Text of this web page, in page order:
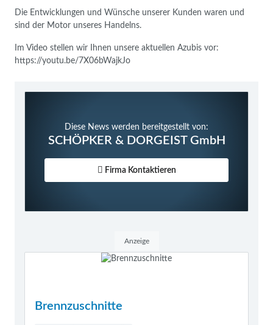
Die Entwicklungen und Wünsche unserer Kunden waren und
sind der Motor unseres Handelns.
Im Video stellen wir Ihnen unsere aktuellen Azubis vor:
https://youtu.be/7X06bWajkJo
Diese News werden bereitgestellt von:
SCHÖPKER & DORGEIST GmbH
Firma Kontaktieren
Anzeige
Brennzuschnitte